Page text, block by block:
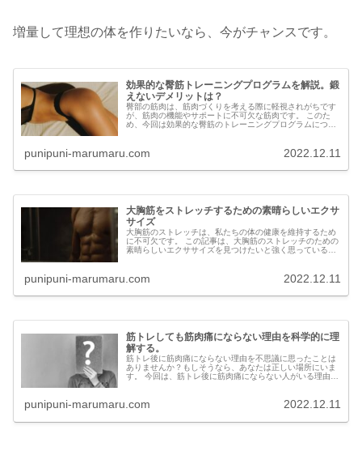
増量して理想の体を作りたいなら、今がチャンスです。
効果的な臀筋トレーニングプログラムを解説。鍛
えないデメリットは？
臀部の筋肉は、筋肉づくりを考える際に軽視されがちです
が、筋肉の機能やサポートに不可欠な筋肉です。 このた
め、今回は効果的な臀筋のトレーニングプログラムについ
punipuni-marumaru.com 2022.12.11
大胸筋をストレッチするための素晴らしいエクサ
サイズ
大胸筋のストレッチは、私たちの体の健康を維持するため
に不可欠です。 この記事は、大胸筋のストレッチのための
素晴らしいエクササイズを見つけたいと強く思っている人
punipuni-marumaru.com 2022.12.11
筋トレしても筋肉痛にならない理由を科学的に理
解する。
筋トレ後に筋肉痛にならない理由を不思議に思ったことは
ありませんか？もしそうなら、あなたは正しい場所にいま
す。 今回は、筋トレ後に筋肉痛にならない人がいる理由
punipuni-marumaru.com 2022.12.11